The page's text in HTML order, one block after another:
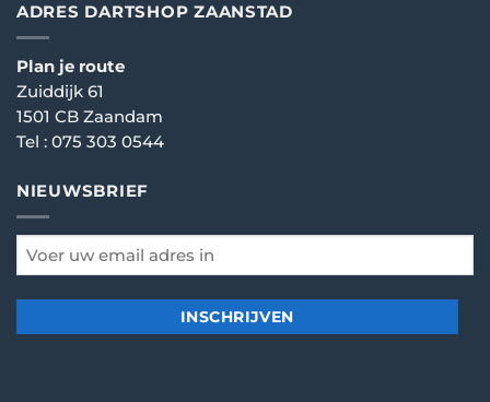
ADRES DARTSHOP ZAANSTAD
Plan je route
Zuiddijk 61
1501 CB Zaandam
Tel : 075 303 0544
NIEUWSBRIEF
email
*